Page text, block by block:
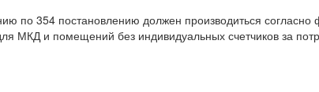
по 354 постановлению должен производиться
МКД и помещений без индивидуальных счетчиков за